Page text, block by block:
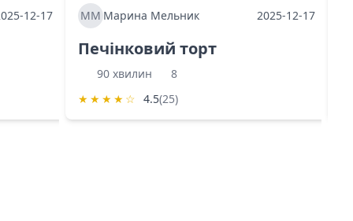
12-17 МММарина Мельник 2025-12-17
Печінковий торт
90 хвилин
8
★ ★ ★ ★ ☆ 4.5(25)